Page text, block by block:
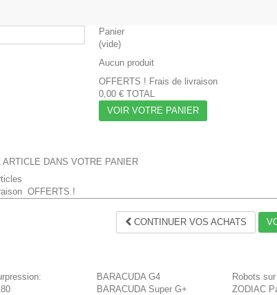
Panier
(vide)
Aucun produit
OFFERTS ! Frais de livraison
0,00 € TOTAL
VOIR VOTRE PANIER
ARTICLE DANS VOTRE PANIER
OFFERTS !
CONTINUER VOS ACHATS
Robots
BARACUDA G4
BARACUDA Super G+
ZODIAC